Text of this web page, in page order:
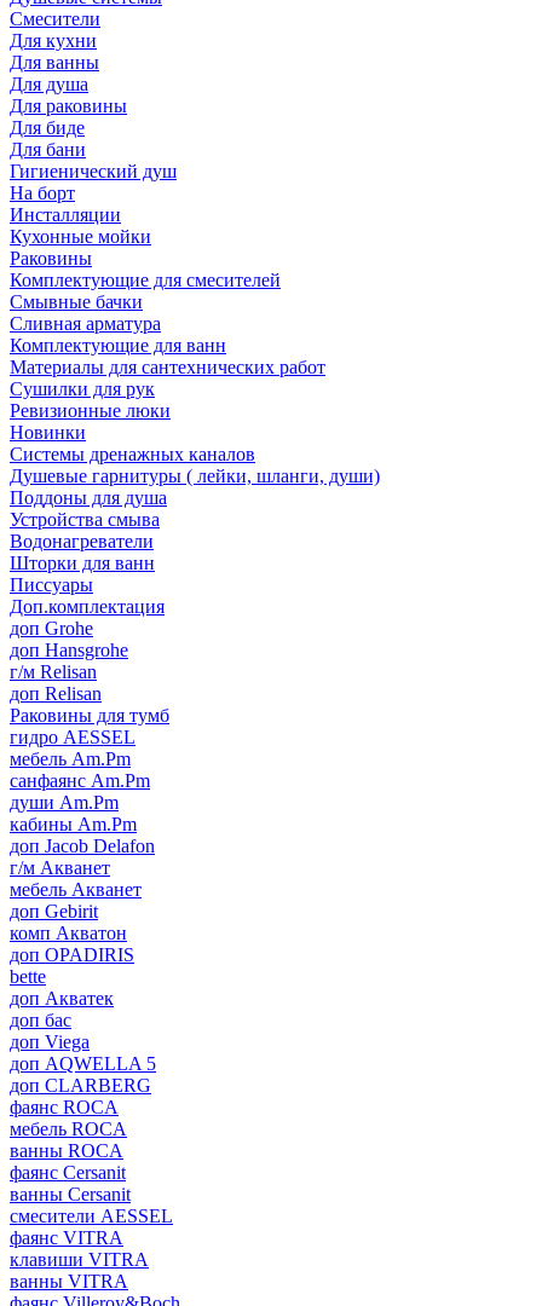
Смесители
Для кухни
Для ванны
Для душа
Для раковины
Для биде
Для бани
Гигиенический душ
На борт
Инсталляции
Кухонные мойки
Раковины
Комплектующие для смесителей
Смывные бачки
Сливная арматура
Комплектующие для ванн
Материалы для сантехнических работ
Сушилки для рук
Ревизионные люки
Новинки
Системы дренажных каналов
Душевые гарнитуры ( лейки, шланги, души)
Поддоны для душа
Устройства смыва
Водонагреватели
Шторки для ванн
Писсуары
Доп.комплектация
доп Grohe
доп Hansgrohe
г/м Relisan
доп Relisan
Раковины для тумб
гидро AESSEL
мебель Am.Pm
санфаянс Am.Pm
души Am.Pm
кабины Am.Pm
доп Jacob Delafon
г/м Акванет
мебель Акванет
доп Gebirit
комп Акватон
доп OPADIRIS
bette
доп Акватек
доп бас
доп Viega
доп AQWELLA 5
доп CLARBERG
фаянс ROCA
мебель ROCA
ванны ROCA
фаянс Cersanit
ванны Cersanit
смесители AESSEL
фаянс VITRA
клавиши VITRA
ванны VITRA